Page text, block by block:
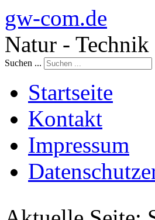
gw-com.de
Natur -
Suchen ...
Startseite
Kontakt
Impressum